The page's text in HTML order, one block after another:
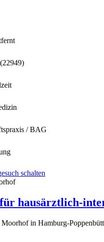
(22949)
/ BAG
schalten
hausärztlich-
in Hamburg-